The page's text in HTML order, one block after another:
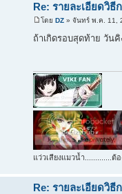
Re: รายละเอียดวิธี
โดย DZ» จันทร์ พ.ค. 11,
ถ้าเกิดรอบสุดท้าย วัน
แว่วเสียงแมวน้ำ.............ต้
Re: รายละเอียดวิธี